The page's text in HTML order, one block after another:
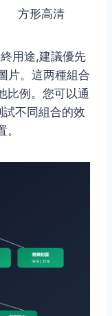
方形高清
用途,建議優先
片。這两種組合
比例。您可以通
不同組合的效